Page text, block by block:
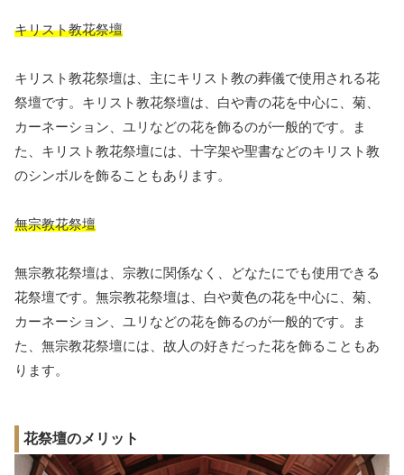
キリスト教花祭壇
キリスト教花祭壇は、主にキリスト教の葬儀で使用される花
祭壇です。キリスト教花祭壇は、白や青の花を中心に、菊、
カーネーション、ユリなどの花を飾るのが一般的です。ま
た、キリスト教花祭壇には、十字架や聖書などのキリスト教
のシンボルを飾ることもあります。
無宗教花祭壇
無宗教花祭壇は、宗教に関係なく、どなたにでも使用できる
花祭壇です。無宗教花祭壇は、白や黄色の花を中心に、菊、
カーネーション、ユリなどの花を飾るのが一般的です。ま
た、無宗教花祭壇には、故人の好きだった花を飾ることもあ
ります。
花祭壇のメリット